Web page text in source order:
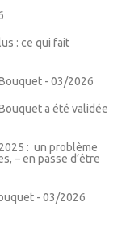
: ce qui fait
- 03/2026
a été validée
: un problème
– en passe d’être
- 03/2026